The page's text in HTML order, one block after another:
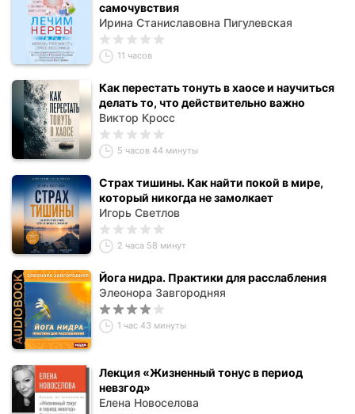
самочувствия
Ирина Станиславовна Пигулевская
11 часов
Как перестать тонуть в хаосе и научиться
делать то, что действительно важно
Виктор Кросс
5 часов 44 минуты
Страх тишины. Как найти покой в мире,
который никогда не замолкает
Игорь Светлов
2 часа 58 минут
Йога нидра. Практики для расслабления
Элеонора Завгородняя
1 час 43 минуты
Лекция «Жизненный тонус в период
невзгод»
Елена Новоселова